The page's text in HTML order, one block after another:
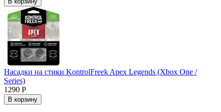
Насадки на стики KontrolFreek Apex Legends (Xbox One /
Series)
1290 Р
В корзину